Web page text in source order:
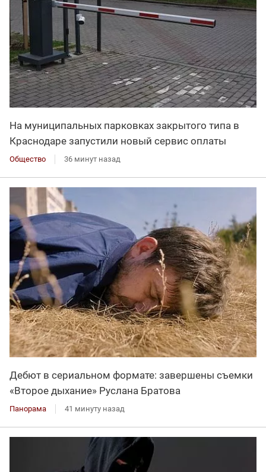
На муниципальных парковках закрытого типа в
Краснодаре запустили новый сервис оплаты
Общество 36 минут назад
Дебют в сериальном формате: завершены съемки
«Второе дыхание» Руслана Братова
Панорама 41 минуту назад